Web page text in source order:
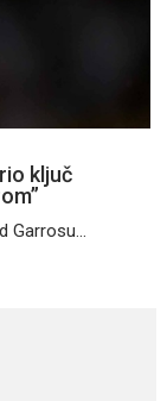
ključ
Garrosu...